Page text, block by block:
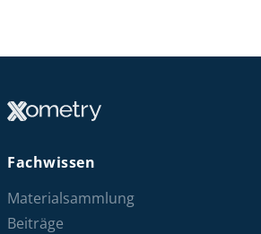
Fachwissen
Materialsammlung
Beiträge